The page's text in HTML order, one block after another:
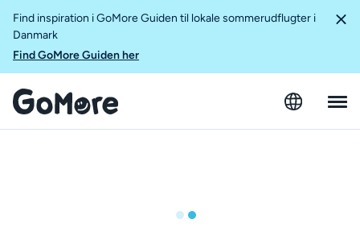
Find inspiration i GoMore Guiden til lokale sommerudflugter i
Danmark
Find GoMore Guiden her